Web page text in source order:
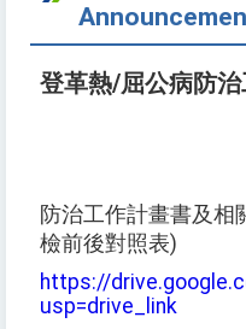
登革熱/屈公病防
防治工作計畫書及
檢前後對照表)
https://
usp=drive_link